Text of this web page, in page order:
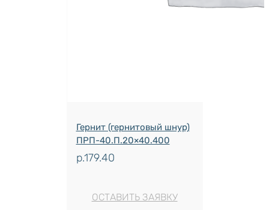
Гернит (гернитовый шнур)
ПРП-40.П.20×40.400
р.179.40
ОСТАВИТЬ ЗАЯВКУ